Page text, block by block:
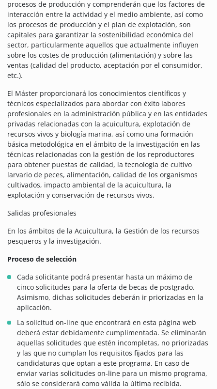
procesos de producción y comprenderán que los factores de
interacción entre la actividad y el medio ambiente, así como
los procesos de producción y el plan de explotación, son
capitales para garantizar la sostenibilidad económica del
sector, particularmente aquellos que actualmente influyen
sobre los costes de producción (alimentación) y sobre las
ventas (calidad del producto, aceptación por el consumidor,
etc.).
El Máster proporcionará los conocimientos científicos y
técnicos especializados para abordar con éxito labores
profesionales en la administración pública y en las entidades
privadas relacionadas con la acuicultura, explotación de
recursos vivos y biología marina, así como una formación
básica metodológica en el ámbito de la investigación en las
técnicas relacionadas con la gestión de los reproductores
para obtener puestas de calidad, la tecnología de cultivo
larvario de peces, alimentación, calidad de los organismos
cultivados, impacto ambiental de la acuicultura, la
explotación y conservación de recursos vivos.
Salidas profesionales
En los ámbitos de la Acuicultura, la Gestión de los recursos
pesqueros y la investigación.
Proceso de selección
Cada solicitante podrá presentar hasta un máximo de
cinco solicitudes para la oferta de becas de postgrado.
Asimismo, dichas solicitudes deberán ir priorizadas en la
aplicación.
La solicitud on-line que encontrará en esta página web
deberá estar debidamente cumplimentada. Se eliminarán
aquellas solicitudes que estén incompletas, no priorizadas
y las que no cumplan los requisitos fijados para las
candidaturas que optan a este programa. En caso de
enviar varias solicitudes on-line para un mismo programa,
sólo se considerará como válida la última recibida.